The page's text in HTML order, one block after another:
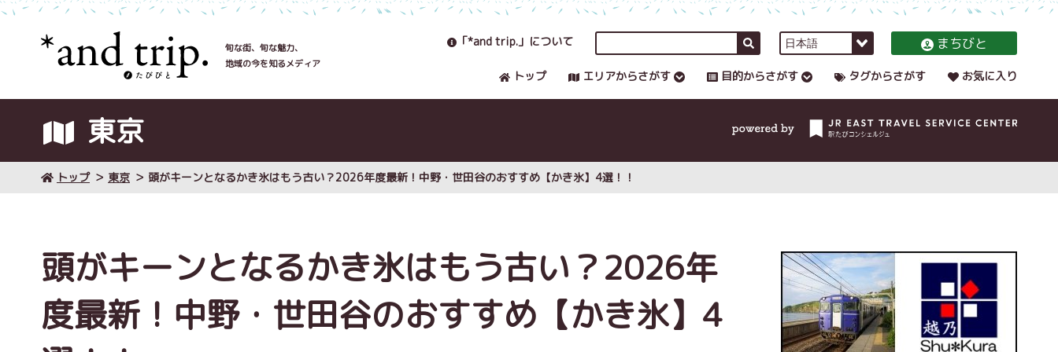
旬な街、旬な魅力、
地域の今を知るメディア
「*and trip.」について まちびと
トップ エリアからさがす 目的からさがす タグからさがす お気に入り
東京
トップ 東京 頭がキーンとなるかき氷はもう古い？2026年度最新！中野・世田谷のおすすめ【かき氷】4選！！
頭がキーンとなるかき氷はもう古い？2026年
度最新！中野・世田谷のおすすめ【かき氷】4